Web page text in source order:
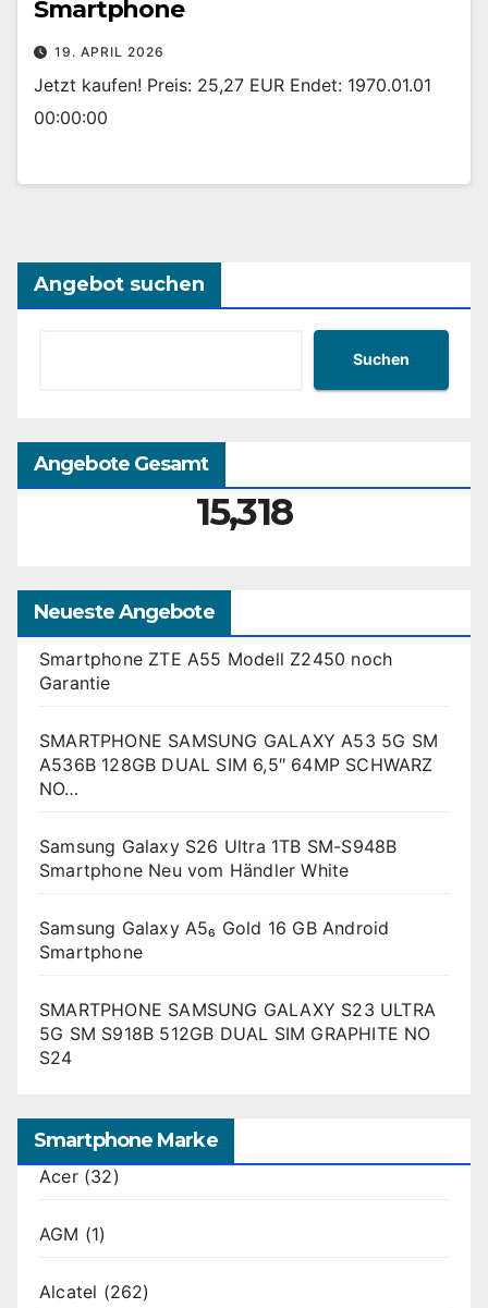
Smartphone
19. APRIL 2026
Jetzt kaufen! Preis: 25,27 EUR Endet: 1970.01.01
00:00:00
Angebot suchen
Suchen
Angebote Gesamt
15,318
Neueste Angebote
Smartphone ZTE A55 Modell Z2450 noch
Garantie
SMARTPHONE SAMSUNG GALAXY A53 5G SM
A536B 128GB DUAL SIM 6,5″ 64MP SCHWARZ
NO…
Samsung Galaxy S26 Ultra 1TB SM-S948B
Smartphone Neu vom Händler White
Samsung Galaxy A5₆ Gold 16 GB Android
Smartphone
SMARTPHONE SAMSUNG GALAXY S23 ULTRA
5G SM S918B 512GB DUAL SIM GRAPHITE NO
S24
Smartphone Marke
Acer(32)
AGM (1)
Alcatel (262)